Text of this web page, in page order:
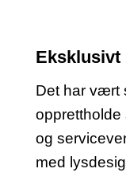
Eksklusivt
Det har vært
opprettholde
og
med